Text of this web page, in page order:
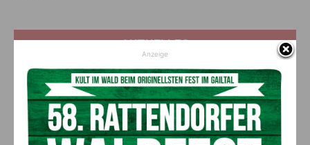
AKTUELLES
Ein langes Leben ging zu Ende: Anna
Stulier im 106. Lebensjahr verstorben
Aktuell 8. August 2026
Anzeige